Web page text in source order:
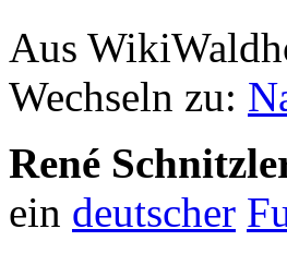
Aus
Wechseln zu:
René
ein deutscher